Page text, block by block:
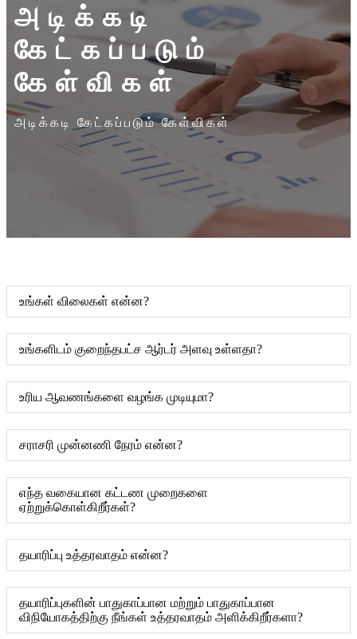
அடிக்கடி
கேட்கப்படும்
கேள்விகள்
அடிக்கடி கேட்கப்படும் கேள்விகள்
உங்கள் விலைகள் என்ன?
உங்களிடம் குறைந்தபட்ச ஆர்டர் அளவு உள்ளதா?
உரிய ஆவணங்களை வழங்க முடியுமா?
சராசரி முன்னணி நேரம் என்ன?
எந்த வகையான கட்டண முறைகளை
ஏற்றுக்கொள்கிறீர்கள்?
தயாரிப்பு உத்தரவாதம் என்ன?
தயாரிப்புகளின் பாதுகாப்பான மற்றும் பாதுகாப்பான
விநியோகத்திற்கு நீங்கள் உத்தரவாதம் அளிக்கிறீர்களா?